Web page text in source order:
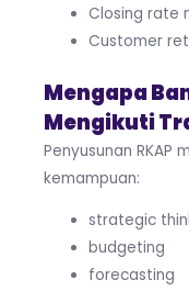
Closing rate
Customer
Mengapa
Mengikuti
Penyusunan RKAP
kemampuan:
strategic
budgeting
forecasting